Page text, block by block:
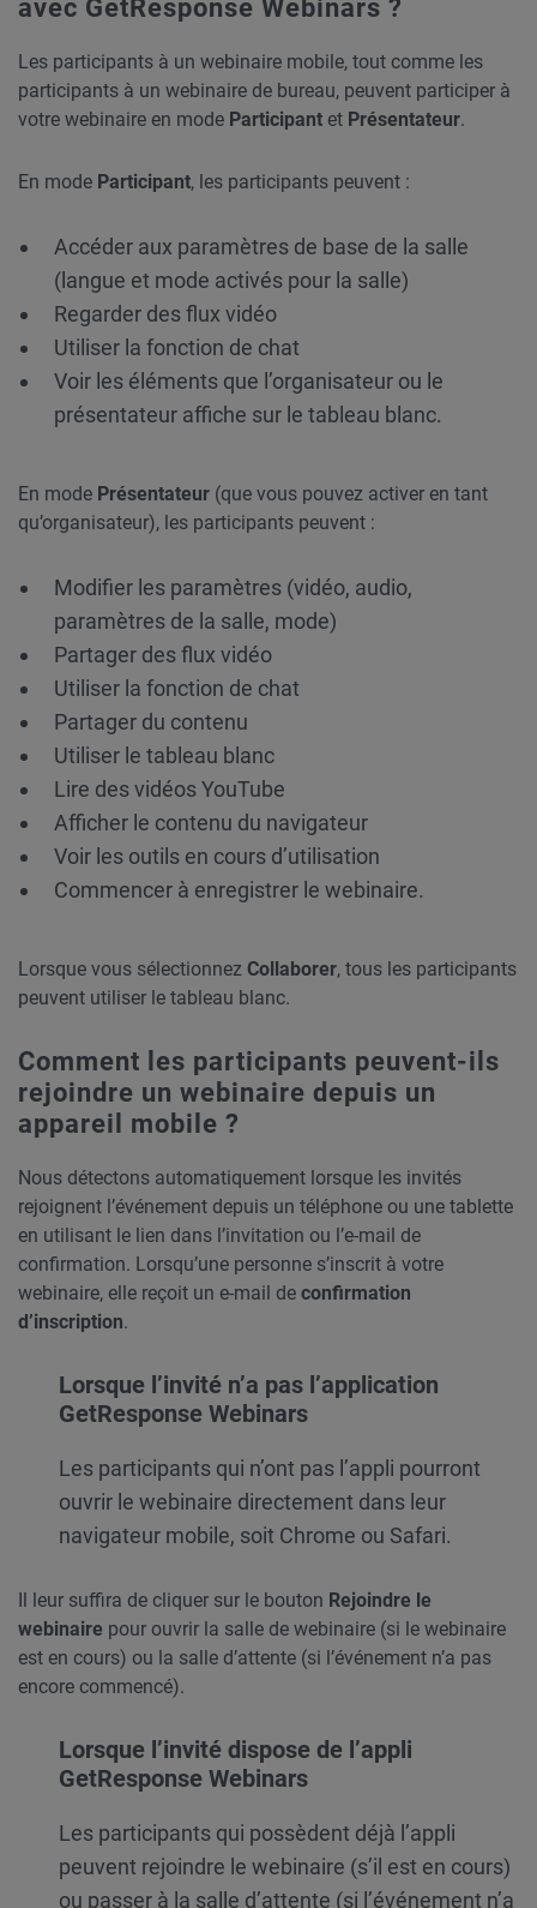
avec GetResponse Webinars ?
Les participants à un webinaire mobile, tout comme les
participants à un webinaire de bureau, peuvent participer à
votre webinaire en mode Participant et Présentateur.
En mode Participant, les participants peuvent :
Accéder aux paramètres de base de la salle
(langue et mode activés pour la salle)
Regarder des flux vidéo
Utiliser la fonction de chat
Voir les éléments que l’organisateur ou le
présentateur affiche sur le tableau blanc.
En mode Présentateur (que vous pouvez activer en tant
qu’organisateur), les participants peuvent :
Modifier les paramètres (vidéo, audio,
paramètres de la salle, mode)
Partager des flux vidéo
Utiliser la fonction de chat
Partager du contenu
Utiliser le tableau blanc
Lire des vidéos YouTube
Afficher le contenu du navigateur
Voir les outils en cours d’utilisation
Commencer à enregistrer le webinaire.
Lorsque vous sélectionnez Collaborer, tous les participants
peuvent utiliser le tableau blanc.
Comment les participants peuvent-ils
rejoindre un webinaire depuis un
appareil mobile ?
Nous détectons automatiquement lorsque les invités
rejoignent l’événement depuis un téléphone ou une tablette
en utilisant le lien dans l’invitation ou l’e-mail de
confirmation. Lorsqu’une personne s’inscrit à votre
webinaire, elle reçoit un e-mail de confirmation
d’inscription.
Lorsque l’invité n’a pas l’application
GetResponse Webinars
Les participants qui n’ont pas l’appli pourront
ouvrir le webinaire directement dans leur
navigateur mobile, soit Chrome ou Safari.
Il leur suffira de cliquer sur le bouton Rejoindre le
webinaire pour ouvrir la salle de webinaire (si le webinaire
est en cours) ou la salle d’attente (si l’événement n’a pas
encore commencé).
Lorsque l’invité dispose de l’appli
GetResponse Webinars
Les participants qui possèdent déjà l’appli
peuvent rejoindre le webinaire (s’il est en cours)
ou passer à la salle d’attente (si l’événement n’a